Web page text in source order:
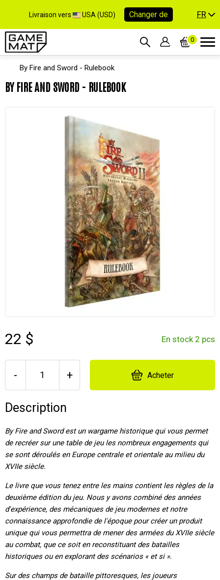
Livraison vers USA (USD) Changer de FR
0
By Fire and Sword - Rulebook
BY FIRE AND SWORD - RULEBOOK
22 $ En stock 2 pcs
- + Acheter
Description
By Fire and Sword est un wargame historique qui vous permet
de recréer sur une table de jeu les nombreux engagements qui
se sont déroulés en Europe centrale et orientale au milieu du
XVIIe siècle.
Le livre que vous tenez entre les mains contient les règles de la
deuxième édition du jeu. Nous y avons combiné des années
d'expérience, des mécaniques de jeu modernes et notre
connaissance approfondie de l'époque pour créer un produit
unique qui vous permettra de mener des armées du XVIIe siècle
au combat, que ce soit en reconstituant des batailles
historiques ou en explorant des scénarios « et si ».
Sur des champs de bataille pittoresques, les joueurs